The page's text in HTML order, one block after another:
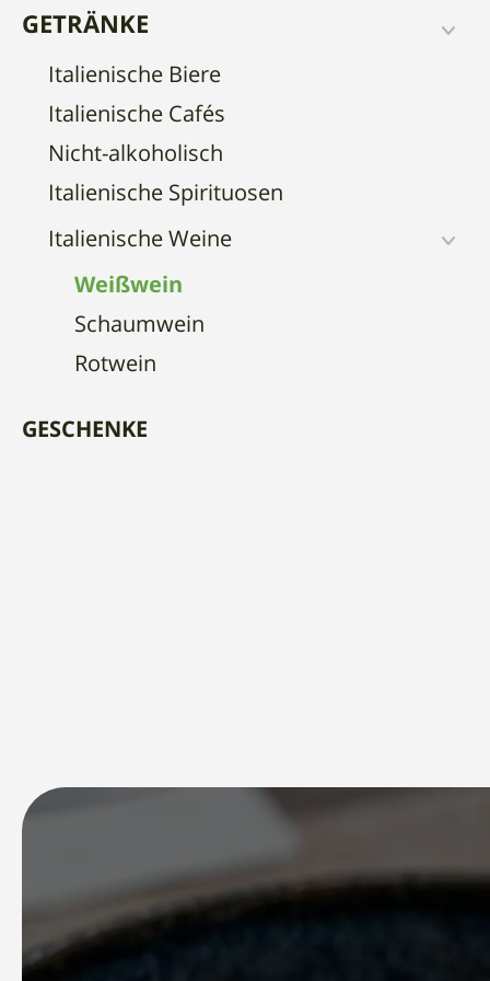
GETRÄNKE
Italienische Biere
Italienische Cafés
Nicht-alkoholisch
Italienische Spirituosen
Italienische Weine
Weißwein
Schaumwein
Rotwein
GESCHENKE